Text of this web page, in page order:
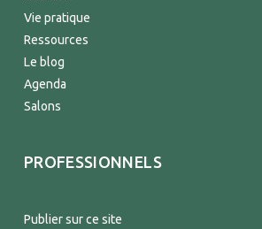
Vie pratique
Ressources
Le blog
Agenda
Salons
PROFESSIONNELS
Publier sur ce site